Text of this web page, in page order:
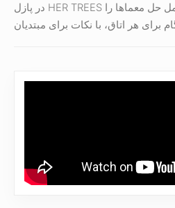
در پازل HER TREES گیر کرده‌اید؟ ویدیوی کامل حل معماها را